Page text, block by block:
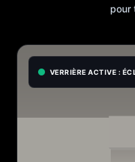
pour
VERRIÈRE ACTIVE :